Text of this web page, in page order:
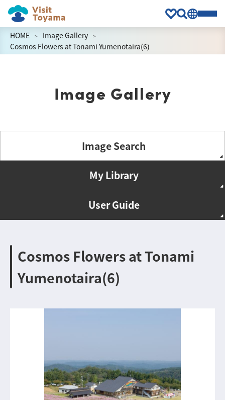
HOME
Image Gallery
Cosmos Flowers at Tonami Yumenotaira(6)
Image Gallery
Image Search
My Library
User Guide
Cosmos Flowers at Tonami
Yumenotaira(6)